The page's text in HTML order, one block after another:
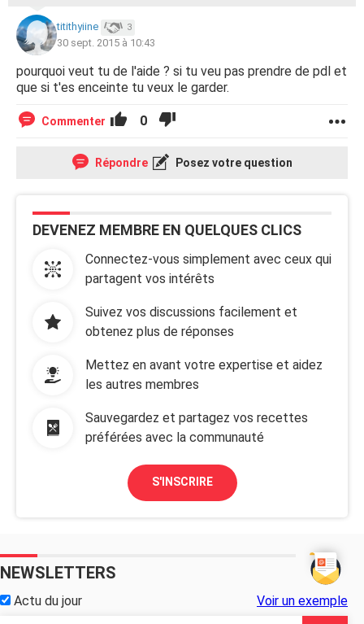
titithyiine 3
30 sept. 2015 à 10:43
pourquoi veut tu de l'aide ? si tu veu pas prendre de pdl et
que si t'es enceinte tu veux le garder.
Commenter 0
Répondre Posez votre question
DEVENEZ MEMBRE EN QUELQUES CLICS
Connectez-vous simplement avec ceux qui
partagent vos intérêts
Suivez vos discussions facilement et
obtenez plus de réponses
Mettez en avant votre expertise et aidez
les autres membres
Sauvegardez et partagez vos recettes
préférées avec la communauté
S'INSCRIRE
NEWSLETTERS
Actu du jour Voir un exemple